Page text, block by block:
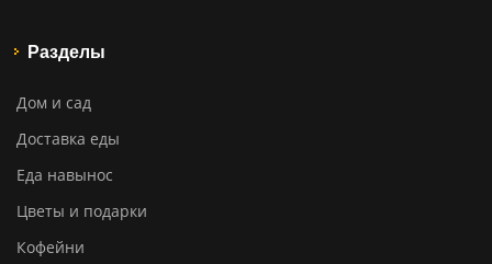
Разделы
Дом и сад
Доставка еды
Еда навынос
Цветы и подарки
Кофейни